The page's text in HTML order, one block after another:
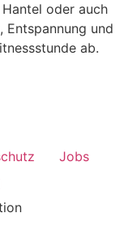
oder auch
Entspannung und
ab.
Jobs